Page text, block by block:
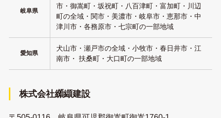
岐阜県
市・御嵩町・坂祝町・八百津町・富加町・川辺
町の全域・関市・美濃市・岐阜市・恵那市・中
津川市・各務原市・七宗町の一部地域
愛知県
犬山市・瀬戸市の全域・小牧市・春日井市・江
南市・ 扶桑町・大口町の一部地域
株式会社纐纈建設